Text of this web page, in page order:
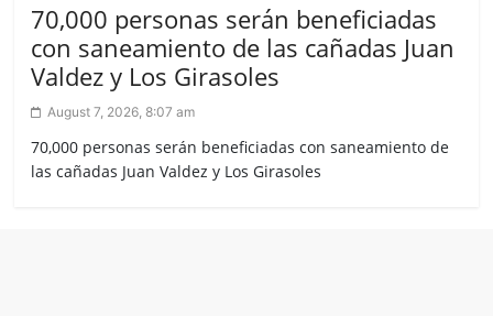
70,000 personas serán beneficiadas
con saneamiento de las cañadas Juan
Valdez y Los Girasoles
August 7, 2026, 8:07 am
70,000 personas serán beneficiadas con saneamiento de
las cañadas Juan Valdez y Los Girasoles